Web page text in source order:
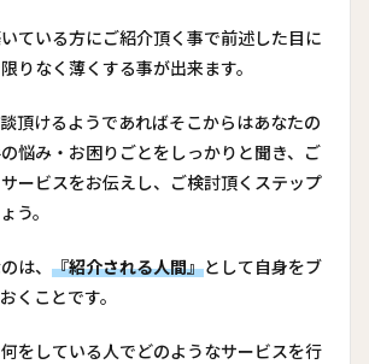
ている方にご紹介頂く事で前述した目に
りなく薄くする事が出来ます。
頂けるようであればそこからはあなたの
悩み・お困りごとをしっかりと聞き、ご
ービスをお伝えし、ご検討頂くステップ
う。
は、 『紹介される人間』として自身をブ
くことです。
をしている人でどのようなサービスを行